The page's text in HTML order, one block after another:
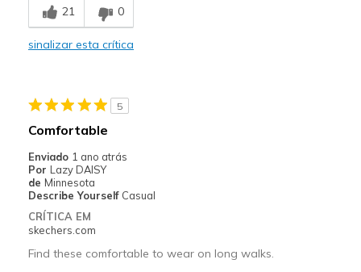
21 0
sinalizar esta crítica
5
Comfortable
Enviado 1 ano atrás
Por Lazy DAISY
de Minnesota
Describe Yourself Casual
CRÍTICA EM
skechers.com
Find these comfortable to wear on long walks.